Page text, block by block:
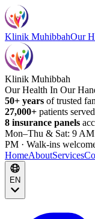
Klinik MuhibbahOur
Klinik Muhibbah
Our Health In Our
50+ years of trusted
27,000+ patients
8 insurance panels
Mon–Thu & Sat: 9
PM · Walk-ins
HomeAboutServices
EN